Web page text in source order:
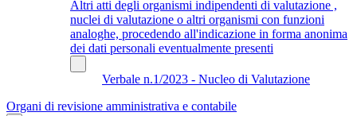
Altri atti degli organismi indipendenti di valutazione ,
nuclei di valutazione o altri organismi con funzioni
analoghe, procedendo all'indicazione in forma anonima
dei dati personali eventualmente presenti
Verbale n.1/2023 - Nucleo di Valutazione
Organi di revisione amministrativa e contabile